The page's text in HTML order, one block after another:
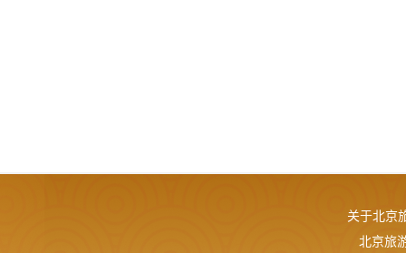
关于北京
北京旅